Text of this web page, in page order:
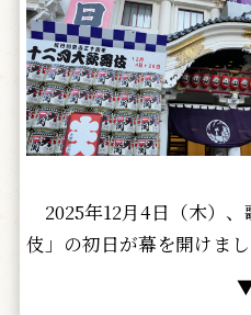
2025年12月4日（木）
伎」の初日が幕を開けまし